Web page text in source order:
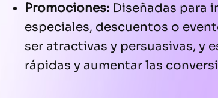
Promociones: Diseñadas para
especiales, descuentos o
ser atractivas y persuasivas, y
rápidas y aumentar las